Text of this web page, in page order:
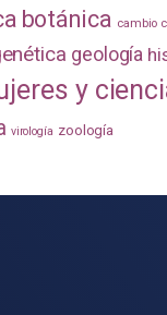
botánica cambio
geología
y
virología zoología